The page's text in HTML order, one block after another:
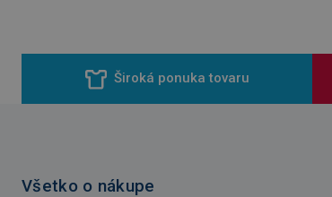
Široká ponuka tovaru
Všetko o nákupe